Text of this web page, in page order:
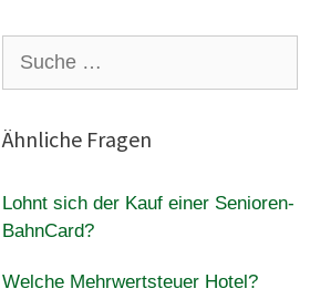
nach:
Ähnliche Fragen
Lohnt sich der Kauf einer Senioren-
BahnCard?
Welche Mehrwertsteuer Hotel?